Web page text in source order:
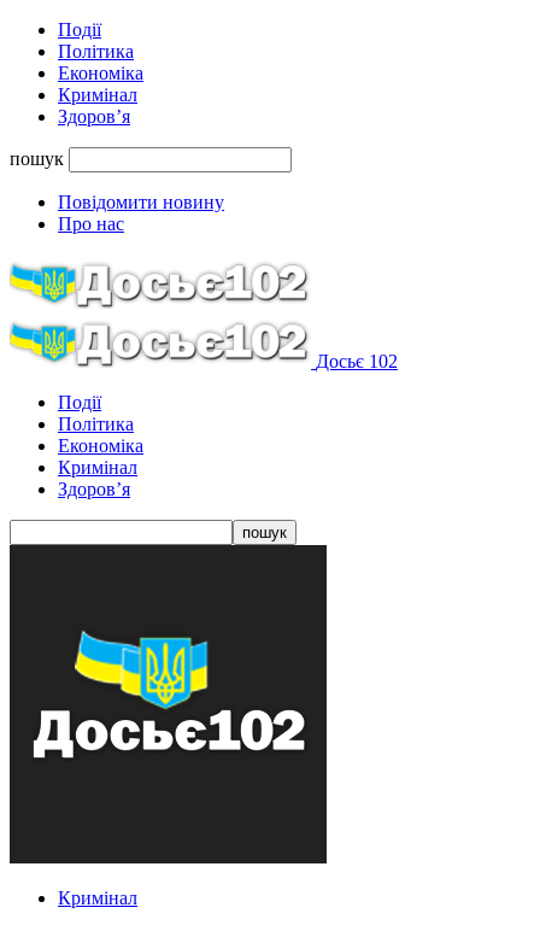
Події
Політика
Економіка
Кримінал
Здоров’я
пошук
Повідомити новину
Про нас
Досьє 102
Події
Політика
Економіка
Кримінал
Здоров’я
Кримінал